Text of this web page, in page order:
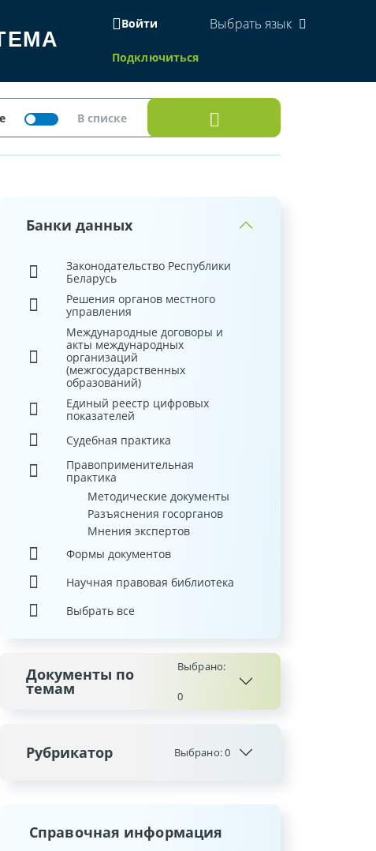
Войти
Подключиться
Выбрать язык
Банки данных
Законодательство Республики
Беларусь
Решения органов местного
управления
Международные договоры и
акты международных
организаций
(межгосударственных
образований)
Единый реестр цифровых
показателей
Судебная практика
Правоприменительная
практика
Методические документы
Разъяснения госорганов
Мнения экспертов
Формы документов
Научная правовая библиотека
Выбрать все
Документы по
темам
Выбрано:
0
Рубрикатор Выбрано:0
Справочная информация